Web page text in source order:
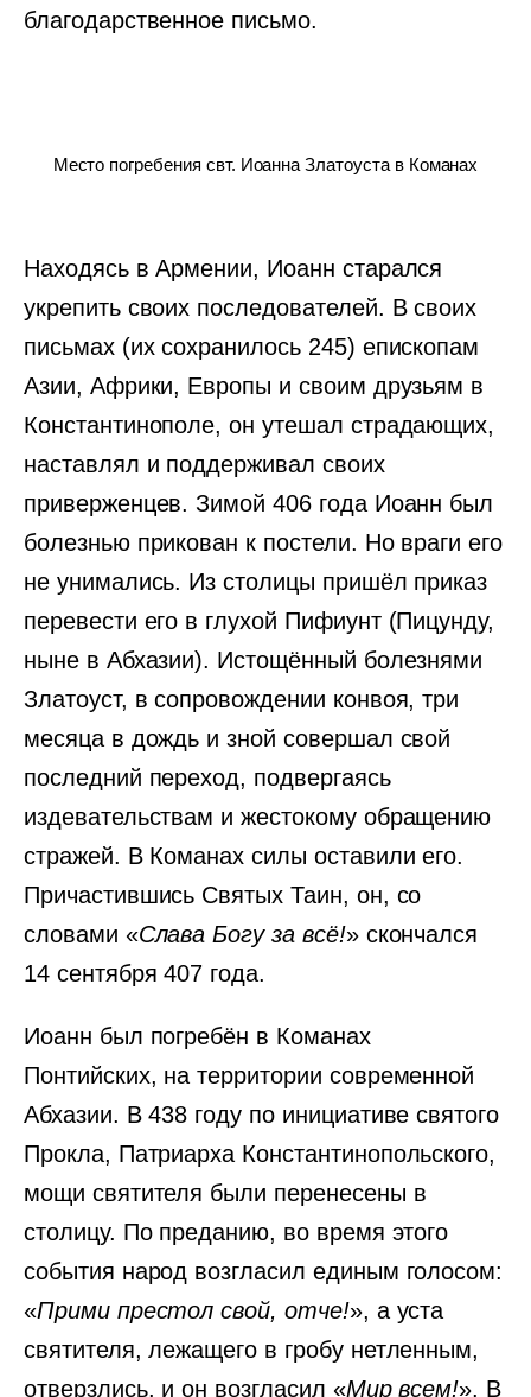
благодарственное письмо.
Место погребения свт. Иоанна Златоуста в Команах
Находясь в Армении, Иоанн старался
укрепить своих последователей. В своих
письмах (их сохранилось 245) епископам
Азии, Африки, Европы и своим друзьям в
Константинополе, он утешал страдающих,
наставлял и поддерживал своих
приверженцев. Зимой 406 года Иоанн был
болезнью прикован к постели. Но враги его
не унимались. Из столицы пришёл приказ
перевести его в глухой Пифиунт (Пицунду,
ныне в Абхазии). Истощённый болезнями
Златоуст, в сопровождении конвоя, три
месяца в дождь и зной совершал свой
последний переход, подвергаясь
издевательствам и жестокому обращению
стражей. В Команах силы оставили его.
Причастившись Святых Таин, он, со
словами «Слава Богу за всё!» скончался
14 сентября 407 года.
Иоанн был погребён в Команах
Понтийских, на территории современной
Абхазии. В 438 году по инициативе святого
Прокла, Патриарха Константинопольского,
мощи святителя были перенесены в
столицу. По преданию, во время этого
события народ возгласил единым голосом:
«Прими престол свой, отче!», а уста
святителя, лежащего в гробу нетленным,
отверзлись, и он возгласил «Мир всем!». В